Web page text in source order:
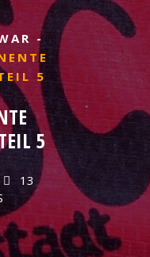
-
5
5
13